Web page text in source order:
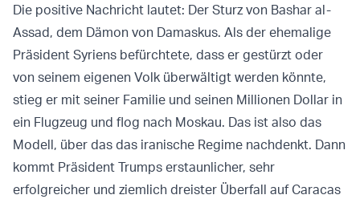
Die positive Nachricht lautet: Der Sturz von Bashar al-
Assad, dem Dämon von Damaskus. Als der ehemalige
Präsident Syriens befürchtete, dass er gestürzt oder
von seinem eigenen Volk überwältigt werden könnte,
stieg er mit seiner Familie und seinen Millionen Dollar in
ein Flugzeug und flog nach Moskau. Das ist also das
Modell, über das das iranische Regime nachdenkt. Dann
kommt Präsident Trumps erstaunlicher, sehr
erfolgreicher und ziemlich dreister Überfall auf Caracas